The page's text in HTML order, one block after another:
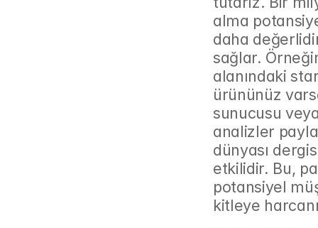
alma
daha
sağlar.
alanındaki
ürününüz
sunucusu
analizler
dünyası
etkilidir. Bu,
potansiyel
kitleye